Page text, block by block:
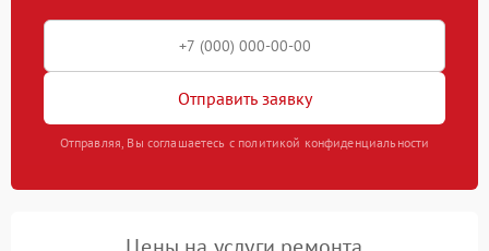
Отправить заявку
Отправляя, Вы соглашаетесь с политикой конфиденциальности